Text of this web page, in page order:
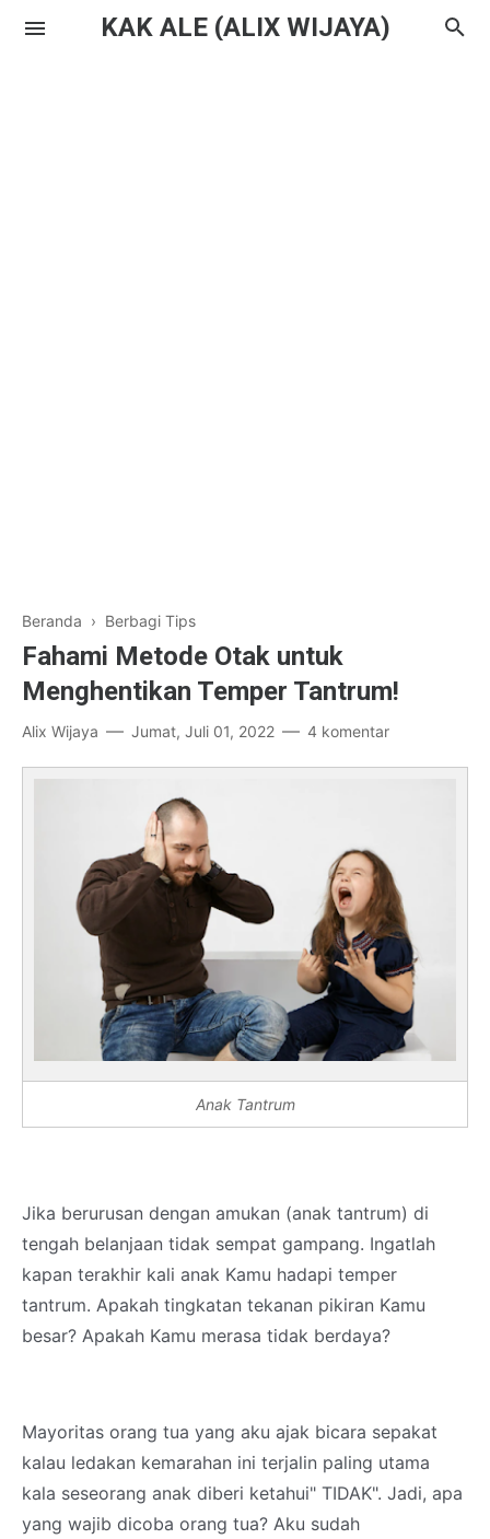
KAK ALE (ALIX WIJAYA)
Beranda › Berbagi Tips
Fahami Metode Otak untuk
Menghentikan Temper Tantrum!
Alix Wijaya Jumat, Juli 01, 2022 4 komentar
Anak Tantrum
Jika berurusan dengan amukan (anak tantrum) di
tengah belanjaan tidak sempat gampang. Ingatlah
kapan terakhir kali anak Kamu hadapi temper
tantrum. Apakah tingkatan tekanan pikiran Kamu
besar? Apakah Kamu merasa tidak berdaya?
Mayoritas orang tua yang aku ajak bicara sepakat
kalau ledakan kemarahan ini terjalin paling utama
kala seseorang anak diberi ketahui" TIDAK". Jadi, apa
yang wajib dicoba orang tua? Aku sudah